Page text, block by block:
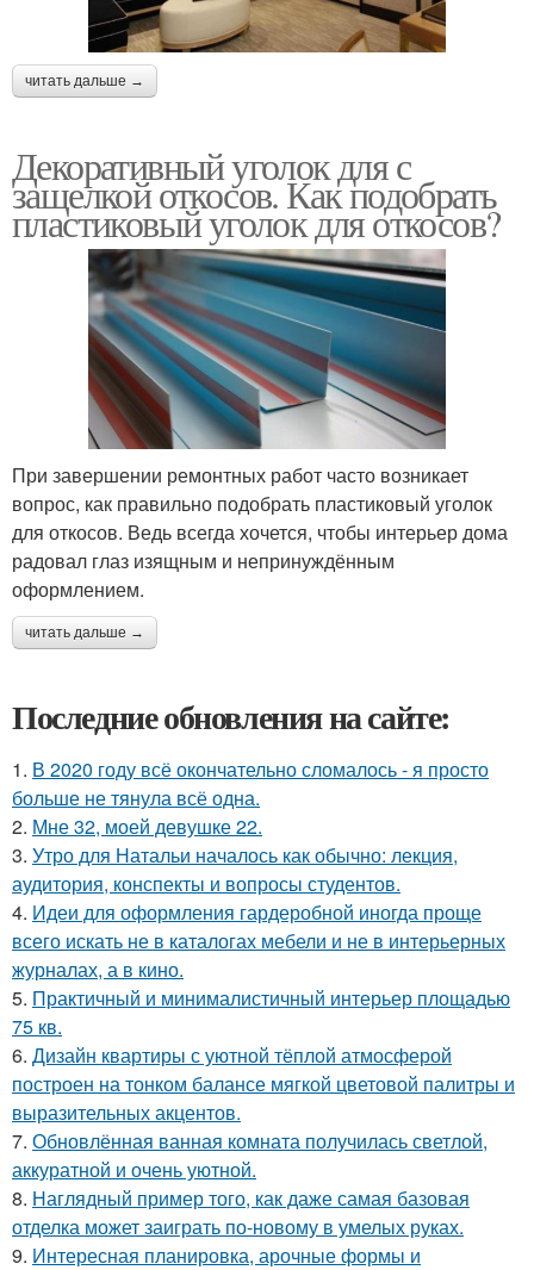
читать дальше →
Декоративный уголок для с
защелкой откосов. Как подобрать
пластиковый уголок для откосов?
При завершении ремонтных работ часто возникает
вопрос, как правильно подобрать пластиковый уголок
для откосов. Ведь всегда хочется, чтобы интерьер дома
радовал глаз изящным и непринуждённым
оформлением.
читать дальше →
Последние обновления на сайте:
1. В 2020 году всё окончательно сломалось - я просто
больше не тянула всё одна.
2. Мне 32, моей девушке 22.
3. Утро для Натальи началось как обычно: лекция,
аудитория, конспекты и вопросы студентов.
4. Идеи для оформления гардеробной иногда проще
всего искать не в каталогах мебели и не в интерьерных
журналах, а в кино.
5. Практичный и минималистичный интерьер площадью
75 кв.
6. Дизайн квартиры с уютной тёплой атмосферой
построен на тонком балансе мягкой цветовой палитры и
выразительных акцентов.
7. Обновлённая ванная комната получилась светлой,
аккуратной и очень уютной.
8. Наглядный пример того, как даже самая базовая
отделка может заиграть по-новому в умелых руках.
9. Интересная планировка, арочные формы и